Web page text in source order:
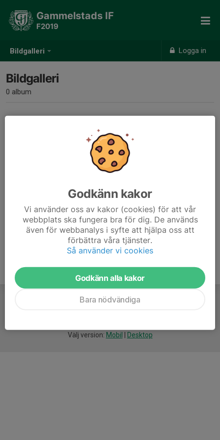
Bildgalleri Logga in
Gammelstads IF
F2019
Bildgalleri
0 album
Inga album skapade
Välj version: Mobil Desktop
Godkänn kakor
Vi använder oss av kakor (cookies) för att vår
webbplats ska fungera bra för dig. De används
även för webbanalys i syfte att hjälpa oss att
förbättra våra tjänster.
Så använder vi cookies
Godkänn alla kakor
Bara nödvändiga